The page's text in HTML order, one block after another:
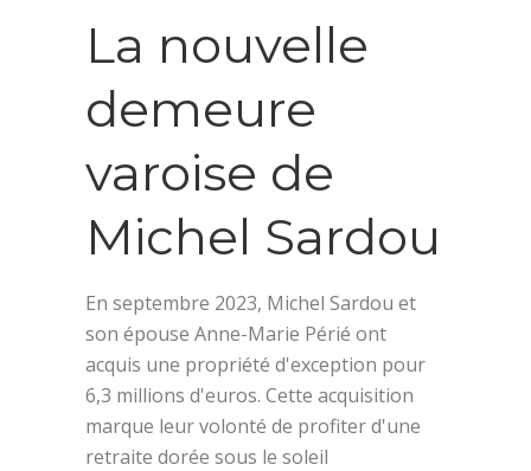
La nouvelle
demeure
varoise de
Michel Sardou
En septembre 2023, Michel Sardou et
son épouse Anne-Marie Périé ont
acquis une propriété d'exception pour
6,3 millions d'euros. Cette acquisition
marque leur volonté de profiter d'une
retraite dorée sous le soleil